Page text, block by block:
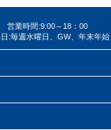
営業時間:9:00～18：00
:毎週水曜日、GW、年末年始